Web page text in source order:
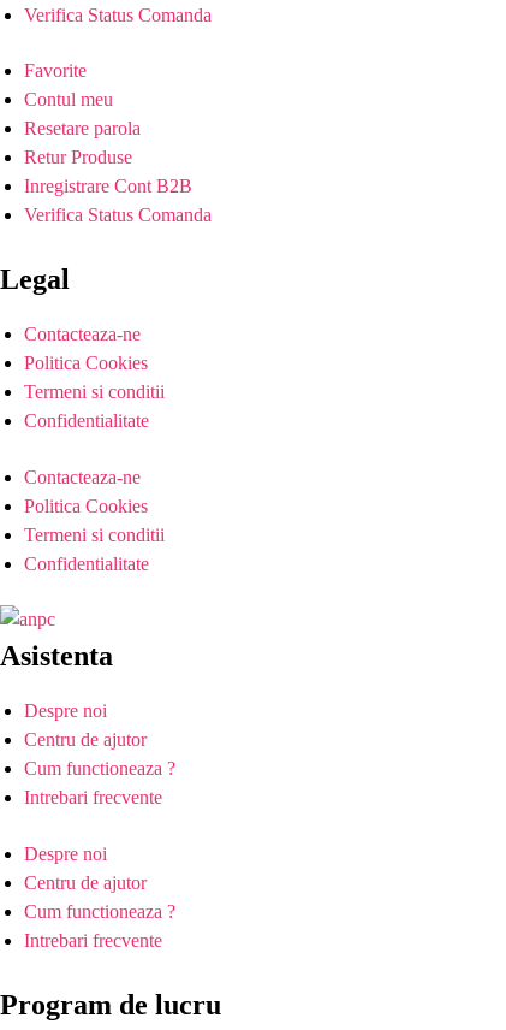
Verifica Status Comanda
Favorite
Contul meu
Resetare parola
Retur Produse
Inregistrare Cont B2B
Verifica Status Comanda
Legal
Contacteaza-ne
Politica Cookies
Termeni si conditii
Confidentialitate
Contacteaza-ne
Politica Cookies
Termeni si conditii
Confidentialitate
Asistenta
Despre noi
Centru de ajutor
Cum functioneaza ?
Intrebari frecvente
Despre noi
Centru de ajutor
Cum functioneaza ?
Intrebari frecvente
Program de lucru